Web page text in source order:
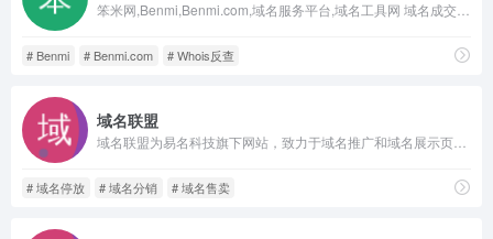
# Benmi # Benmi.com # Whois反查
域名联盟
# 域名停放 # 域名分销 # 域名售卖